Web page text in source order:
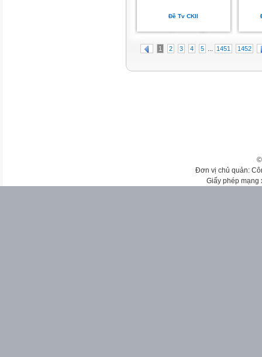
Đề Tv CKII
1 2 3 4 5 ... 1451 1452
Đơn vị chủ quản:
Giấy phép mạng